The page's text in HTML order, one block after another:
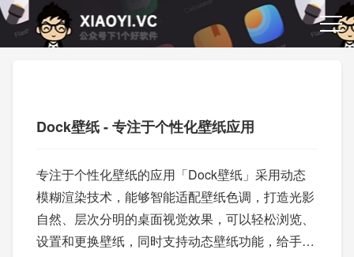
Dock壁纸 - 专注于个性化壁纸应用
专注于个性化壁纸的应用「Dock壁纸」采用动态
模糊渲染技术，能够智能适配壁纸色调，打造光影
自然、层次分明的桌面视觉效果，可以轻松浏览、
设置和更换壁纸，同时支持动态壁纸功能，给手机